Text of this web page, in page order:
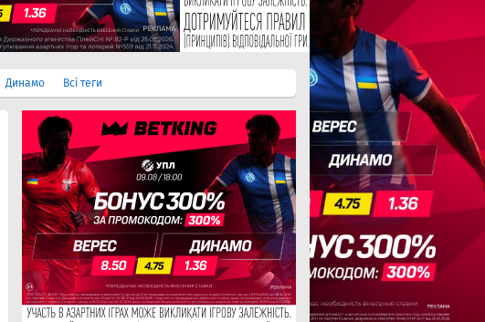
Динамо Всі теги